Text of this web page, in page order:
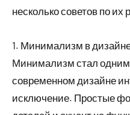
несколько советов по их
1. Минимализм в
Минимализм стал одним
современном дизайне
исключение. Простые